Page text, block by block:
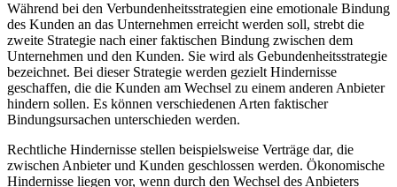
Während bei den Verbundenheitsstrategien eine emotionale Bindung
des Kunden an das Unternehmen erreicht werden soll, strebt die
zweite Strategie nach einer faktischen Bindung zwischen dem
Unternehmen und den Kunden. Sie wird als Gebundenheitsstrategie
bezeichnet. Bei dieser Strategie werden gezielt Hindernisse
geschaffen, die die Kunden am Wechsel zu einem anderen Anbieter
hindern sollen. Es können verschiedenen Arten faktischer
Bindungsursachen unterschieden werden.
Rechtliche Hindernisse stellen beispielsweise Verträge dar, die
zwischen Anbieter und Kunden geschlossen werden. Ökonomische
Hindernisse liegen vor, wenn durch den Wechsel des Anbieters